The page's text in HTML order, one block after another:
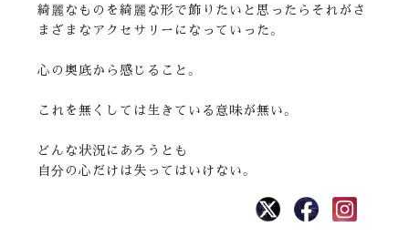
綺麗なものを綺麗な形で飾りたいと思ったらそれがさ
まざまなアクセサリーになっていった。
心の奥底から感じること。
これを無くしては生きている意味が無い。
どんな状況にあろうとも
自分の心だけは失ってはいけない。